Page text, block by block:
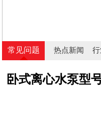
常见问题 热点新闻
卧式离心水泵型